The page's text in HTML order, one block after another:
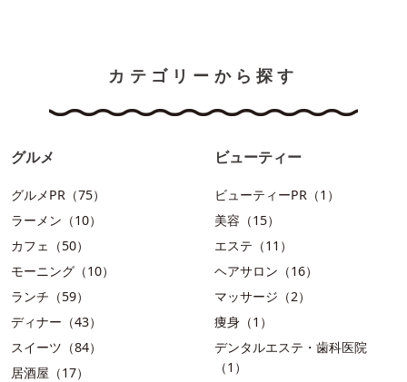
カテゴリーから探す
グルメ
グルメPR（75）
ラーメン（10）
カフェ（50）
モーニング（10）
ランチ（59）
ディナー（43）
スイーツ（84）
居酒屋（17）
ビューティー
ビューティーPR（1）
美容（15）
エステ（11）
ヘアサロン（16）
マッサージ（2）
痩身（1）
デンタルエステ・歯科医院
（1）